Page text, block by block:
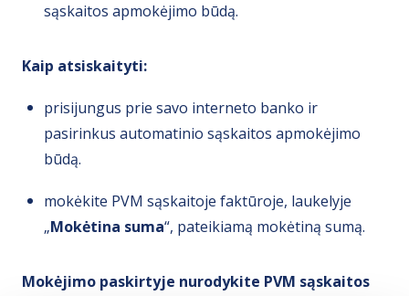
sąskaitos apmokėjimo būdą.
Kaip atsiskaityti:
prisijungus prie savo interneto banko ir
pasirinkus automatinio sąskaitos apmokėjimo
būdą.
mokėkite PVM sąskaitoje faktūroje, laukelyje
„Mokėtina suma“, pateikiamą mokėtiną sumą.
Mokėjimo paskirtyje nurodykite PVM sąskaitos